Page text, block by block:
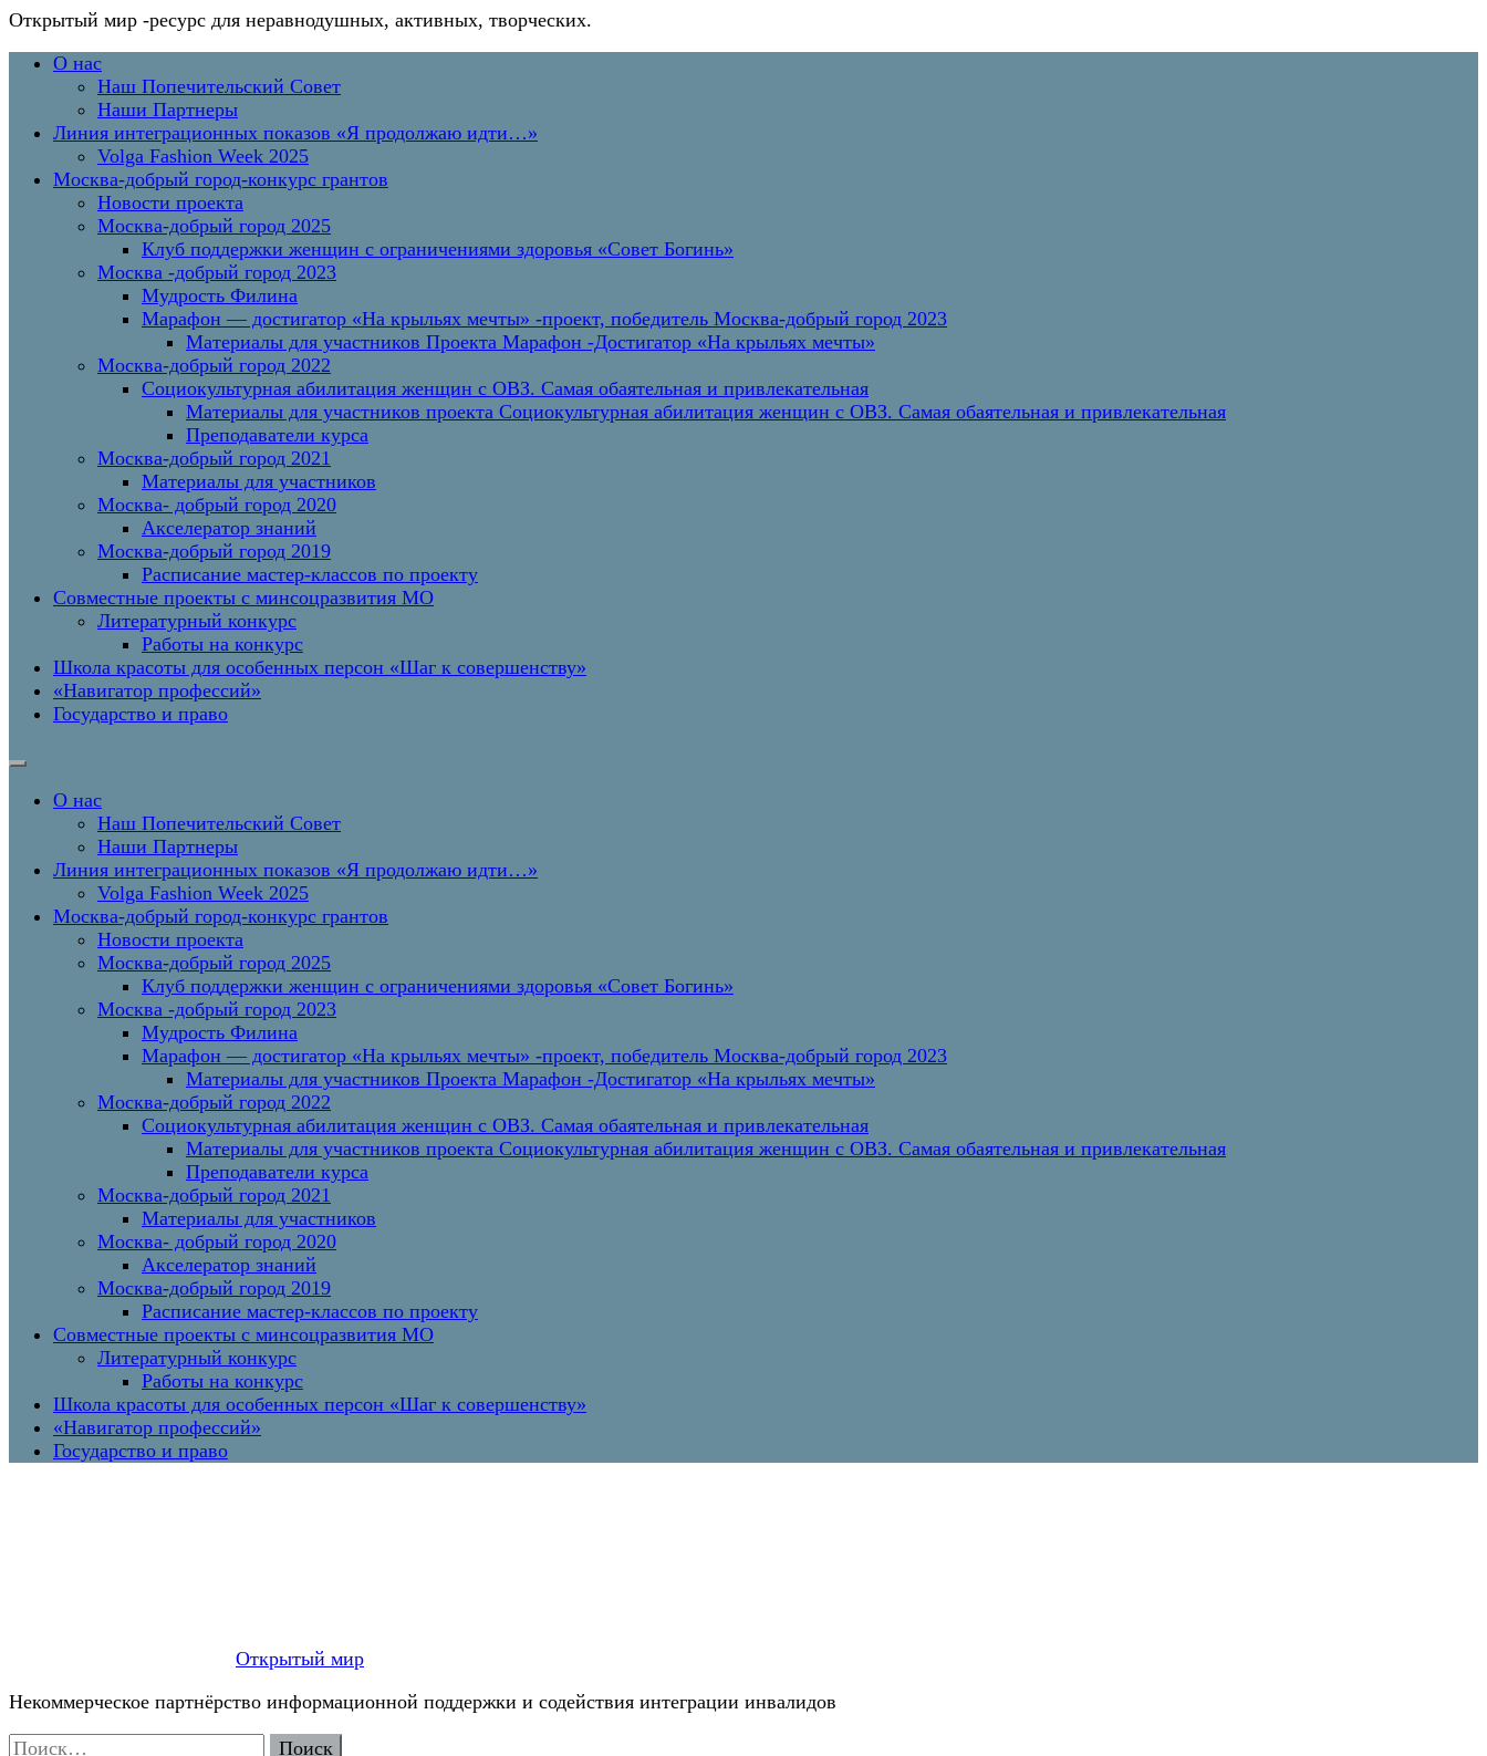
Открытый мир -ресурс для неравнодушных, активных, творческих.
Перейти
содержимому
Основное
О нас
Наш Попечительский Совет
Наши Партнеры
Линия интеграционных показов «Я продолжаю идти…»
Volga Fashion Week 2025
Москва-добрый город-конкурс грантов
Новости проекта
Москва-добрый город 2025
Клуб поддержки женщин с ограничениями здоровья «Совет Богинь»
Москва -добрый город 2023
Мудрость Филина
Марафон — достигатор «На крыльях мечты» -проект, победитель Москва-добрый город 2023
Материалы для участников Проекта Марафон -Достигатор «На крыльях мечты»
Москва-добрый город 2022
Социокультурная абилитация женщин с ОВЗ. Самая обаятельная и привлекательная
Материалы для участников проекта Социокультурная абилитация женщин с ОВЗ. Самая обаятельная и привлекательная
Преподаватели курса
Москва-добрый город 2021
Материалы для участников
Москва- добрый город 2020
Акселератор знаний
Москва-добрый город 2019
Расписание мастер-классов по проекту
Совместные проекты с минсоцразвития МО
Литературный конкурс
Работы на конкурс
Школа красоты для особенных персон «Шаг к совершенству»
«Навигатор профессий»
Государство и право
О нас
Наш Попечительский Совет
Наши Партнеры
Линия интеграционных показов «Я продолжаю идти…»
Volga Fashion Week 2025
Москва-добрый город-конкурс грантов
Новости проекта
Москва-добрый город 2025
Клуб поддержки женщин с ограничениями здоровья «Совет Богинь»
Москва -добрый город 2023
Мудрость Филина
Марафон — достигатор «На крыльях мечты» -проект, победитель Москва-добрый город 2023
Материалы для участников Проекта Марафон -Достигатор «На крыльях мечты»
Москва-добрый город 2022
Социокультурная абилитация женщин с ОВЗ. Самая обаятельная и привлекательная
Материалы для участников проекта Социокультурная абилитация женщин с ОВЗ. Самая обаятельная и привлекательная
Преподаватели курса
Москва-добрый город 2021
Материалы для участников
Москва- добрый город 2020
Акселератор знаний
Москва-добрый город 2019
Расписание мастер-классов по проекту
Совместные проекты с минсоцразвития МО
Литературный конкурс
Работы на конкурс
Школа красоты для особенных персон «Шаг к совершенству»
«Навигатор профессий»
Государство и право
Открытый мир
Некоммерческое партнёрство информационной поддержки и содействия интеграции инвалидов
Найти: